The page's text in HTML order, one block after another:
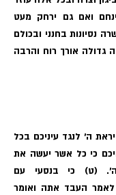
ואם גם ירחק מעט
נסיונות בחנני ובכולם
גדולה אורך רוח והרבה
ה׳ לנגד עיניכם בכל
כי כל אשר יעשה את
(ט) כי בנסעי עם
לאמר העבד אתה ואומר